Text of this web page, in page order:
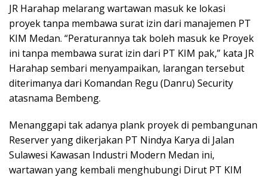
JR Harahap melarang wartawan masuk ke lokasi
proyek tanpa membawa surat izin dari manajemen PT
KIM Medan. “Peraturannya tak boleh masuk ke Proyek
ini tanpa membawa surat izin dari PT KIM pak,” kata JR
Harahap sembari menyampaikan, larangan tersebut
diterimanya dari Komandan Regu (Danru) Security
atasnama Bembeng.
Menanggapi tak adanya plank proyek di pembangunan
Reserver yang dikerjakan PT Nindya Karya di Jalan
Sulawesi Kawasan Industri Modern Medan ini,
wartawan yang kembali menghubungi Dirut PT KIM